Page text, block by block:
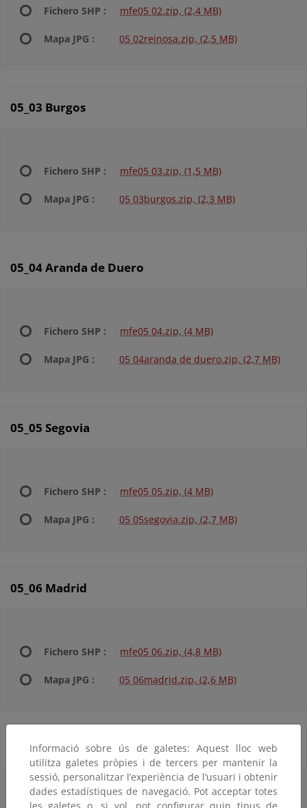
Fichero SHP : mfe05 02.zip, (2,4 MB)
Mapa JPG : 05 02reinosa.zip, (2,5 MB)
05_03 Burgos
Fichero SHP : mfe05 03.zip, (1,5 MB)
Mapa JPG : 05 03burgos.zip, (2,3 MB)
05_04 Aranda de Duero
Fichero SHP : mfe05 04.zip, (4 MB)
Mapa JPG : 05 04aranda de duero.zip, (2,7 MB)
05_05 Segovia
Fichero SHP : mfe05 05.zip, (4 MB)
Mapa JPG : 05 05segovia.zip, (2,7 MB)
05_06 Madrid
Fichero SHP : mfe05 06.zip, (4,8 MB)
Mapa JPG : 05 06madrid.zip, (2,6 MB)
05_07 Toledo
Informació sobre ús de galetes: Aquest lloc web
utilitza galetes pròpies i de tercers per mantenir la
sessió, personalitzar l’experiència de l’usuari i obtenir
dades estadístiques de navegació. Pot acceptar totes
les galetes o, si vol, pot configurar quin tipus de